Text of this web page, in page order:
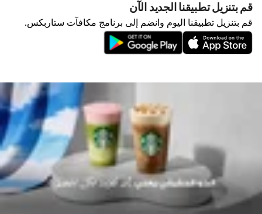
قم بتنزيل تطبيقنا الجديد الآن
قم بتنزيل تطبيقنا اليوم وانضم إلى برنامج مكافآت ستاربكس.